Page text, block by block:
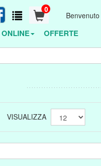
Benvenuto
0
OFFERTE
VISUALIZZA